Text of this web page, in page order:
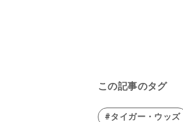
この記事のタグ
#タイガー・ウッズ